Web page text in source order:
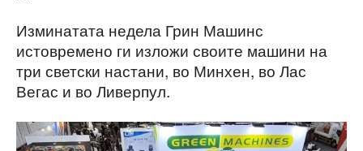
Изминатата недела Грин Машинс
истовремено ги изложи своите машини на
три светски настани, во Минхен, во Лас
Вегас и во Ливерпул.